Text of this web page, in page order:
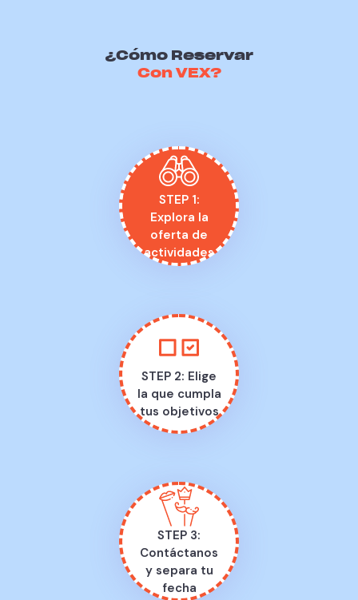
¿Cómo Reservar
Con VEX?
STEP 1:
Explora la
oferta de
actividades
STEP 2: Elige
la que cumpla
tus objetivos
STEP 3:
Contáctanos
y separa tu
fecha